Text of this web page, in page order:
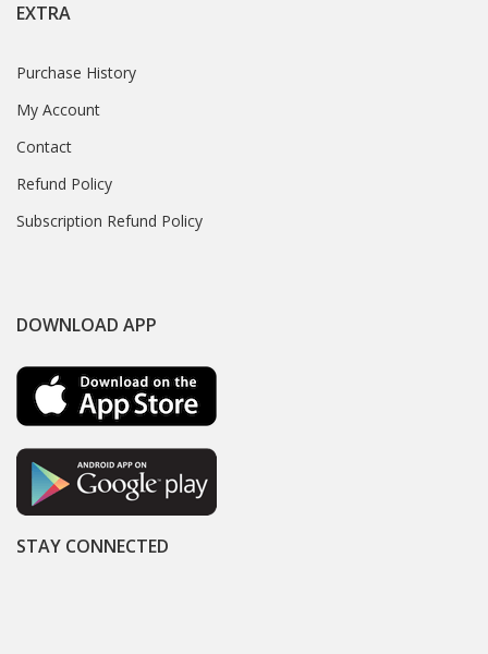
EXTRA
Purchase History
My Account
Contact
Refund Policy
Subscription Refund Policy
DOWNLOAD APP
STAY CONNECTED